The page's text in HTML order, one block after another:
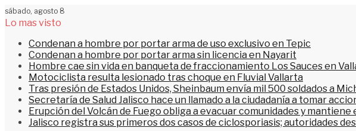
sábado, agosto 8
Lo mas visto
Condenan a hombre por portar arma de uso exclusivo en Tepic
Condenan a hombre por portar arma sin licencia en Nayarit
Hombre cae sin vida en banqueta de fraccionamiento Los Sauces en
Motociclista resulta lesionado tras choque en Fluvial Vallarta
Tras presión de Estados Unidos, Sheinbaum envía mil 500 soldados a
Secretaría de Salud Jalisco hace un llamado a la ciudadanía a tomar
Erupción del Volcán de Fuego obliga a evacuar comunidades y mantiene
Jalisco registra sus primeros dos casos de ciclosporiasis; autoridades